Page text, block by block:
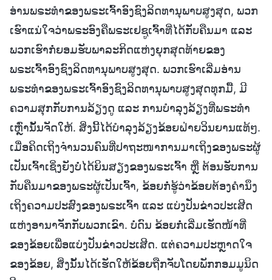
ອ່ານພຣະທຳຂອງພຣະເຈົ້າອົງຊົງລິດທານຸພາບສູງສຸດ, ພວກ
ເຮົາແນ່ໃຈວ່າພຣະອົງຄືພຣະເຢຊູເຈົ້າທີ່ໄດ້ກັບຄືນມາ ແລະ
ພວກເຮົາກໍ່ຍອມຮັບພາລະກິດແຫ່ງຍຸກສຸດທ້າຍຂອງ
ພຣະເຈົ້າອົງຊົງລິດທານຸພາບສູງສຸດ. ພວກເຮົາເລີ່ມອ່ານ
ພຣະທຳຂອງພຣະເຈົ້າອົງຊົງລິດທານຸພາບສູງສຸດທຸກມື້, ມີ
ຄວາມສຸກກັບການລ້ຽງດູ ແລະ ການບຳລຸງລ້ຽງທີ່ພຣະທຳ
ເຫຼົ່ານັ້ນຈັດໃຫ້. ສິ່ງນີ້ໄດ້ບຳລຸງລ້ຽງຂ້ອຍຝ່າຍວິນຍານແທ້ໆ.
ເມື່ອຄິດເຖິງຈຳນວນຄົນທີ່ປາຖະໜາການມາເຖິງຂອງພຣະຜູ້
ເປັນເຈົ້າເຊິ່ງຍັງບໍ່ໄດ້ຍິນສຽງຂອງພຣະເຈົ້າ ຫຼື ຕ້ອນຮັບການ
ກັບຄືນມາຂອງພຣະຜູ້ເປັນເຈົ້າ, ຂ້ອຍກໍ່ຮູ້ວ່າຂ້ອຍຕ້ອງຄຳນຶງ
ເຖິງຄວາມປະສົງຂອງພຣະເຈົ້າ ແລະ ແບ່ງປັນຂ່າວປະເສີດ
ແຫ່ງອານາຈັກກັບພວກເຂົາ. ບໍ່ດົນ ຂ້ອຍກໍ່ເລີ່ມເຮັດໜ້າທີ່
ຂອງຂ້ອຍເພື່ອແບ່ງປັນຂ່າວປະເສີດ. ແຕ່ຄວາມປະຫຼາດໃຈ
ຂອງຂ້ອຍ, ສິ່ງນັ້ນໄດ້ເຮັດໃຫ້ຂ້ອຍຖືກຈັບໂດຍພັກກອມມູນິດ